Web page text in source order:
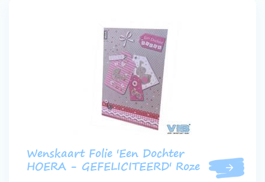
Wenskaart Folie 'Een Dochter
HOERA - GEFELICITEERD' Roze